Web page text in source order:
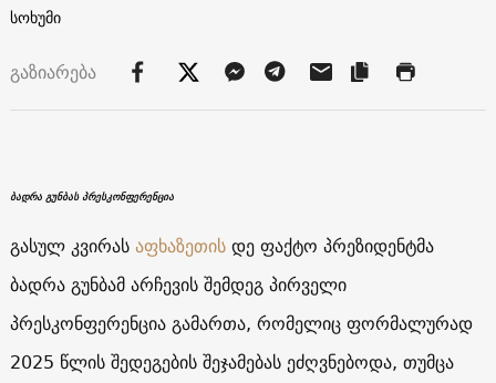
სოხუმი
გაზიარება
ბადრა გუნბას პრესკონფერენცია
გასულ კვირასაფხაზეთისდე ფაქტო პრეზიდენტმა
ბადრა გუნბამ არჩევის შემდეგ პირველი
პრესკონფერენცია გამართა, რომელიც ფორმალურად
2025 წლის შედეგების შეჯამებას ეძღვნებოდა, თუმცა